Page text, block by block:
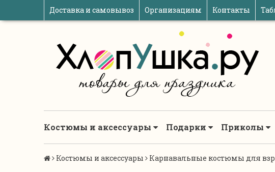
Доставка и самовывоз Организациям Контакты
Костюмы и аксессуары Подарки Приколы
Костюмы и аксессуары Карнавальные костюмы для